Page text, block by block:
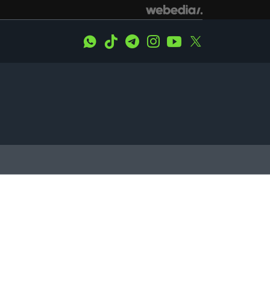
WhatsApp
Tiktok TelegramInstagramYoutube